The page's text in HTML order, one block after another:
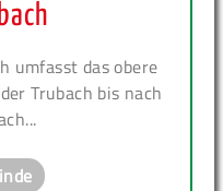
umfasst das obere
Trubach bis nach